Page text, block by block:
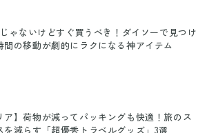
ゃないけどすぐ買うべき！ダイソーで見つけ
間の移動が劇的にラクになる神アイテム
ア】荷物が減ってパッキングも快適！旅のス
を減らす「超優秀トラベルグッズ」3選